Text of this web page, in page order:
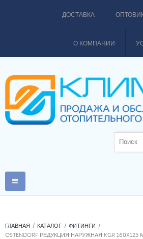
ДОСТАВКА
О КОМПАНИИ
ГЛАВНАЯ КАТАЛОГ
ФИТИНГИ
OSTENDORF РЕДУКЦИЯ НАРУЖНАЯ KGR 160X125